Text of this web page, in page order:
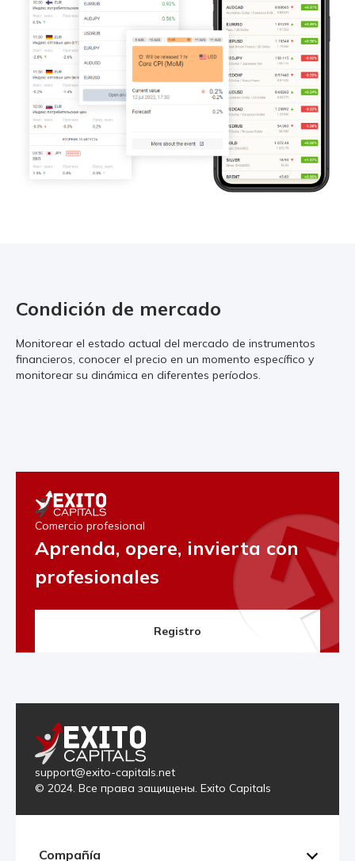
Condición de mercado
Monitorear el estado actual del mercado de instrumentos
financieros, conocer el precio en un momento específico y
monitorear su dinámica en diferentes períodos.
Comercio profesional
Aprenda, opere, invierta con
profesionales
Registro
support@exito-capitals.net
© 2024. Все права защищены. Exito Capitals
Compañía